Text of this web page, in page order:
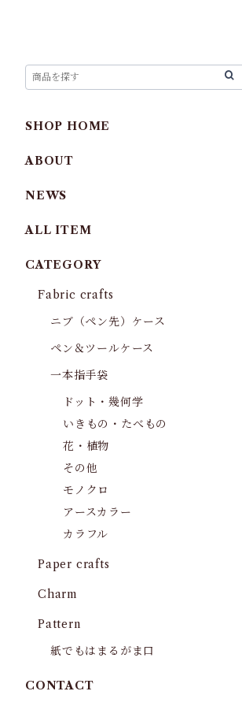
SHOP HOME
ABOUT
NEWS
ALL ITEM
CATEGORY
Fabric crafts
ニブ（ペン先）ケース
ペン＆ツールケース
一本指手袋
ドット・幾何学
いきもの・たべもの
花・植物
その他
モノクロ
アースカラー
カラフル
Paper crafts
Charm
Pattern
紙でもはまるがま口
CONTACT